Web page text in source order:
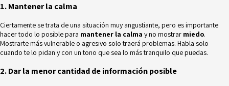
1. Mantener la calma
Ciertamente se trata de una situación muy angustiante, pero es importante
hacer todo lo posible para mantener la calma y no mostrar miedo.
Mostrarte más vulnerable o agresivo solo traerá problemas. Habla solo
cuando te lo pidan y con un tono que sea lo más tranquilo que puedas.
2. Dar la menor cantidad de información posible